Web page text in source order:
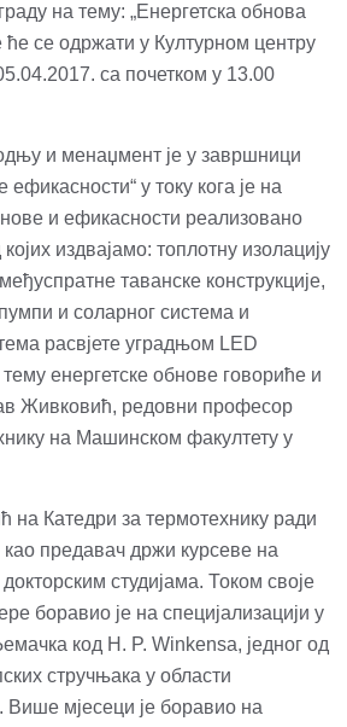
на тему: „Енергетска обнова
се одржати у Културном центру
са почетком у 13.00
и менаџмент је у завршници
ефикасности“ у току кога је на
и ефикасности реализовано
издвајамо: топлотну изолацију
таванске конструкције,
и соларног система и
расвјете уградњом LED
енергетске обнове говориће и
Живковић, редовни професор
на Машинском факултету у
Катедри за термотехнику ради
као предавач држи курсеве на
студијама. Током своје
боравио је на специјализацији у
код H. P. Winkensa, једног од
стручњака у области
Више мјесеци је боравио на